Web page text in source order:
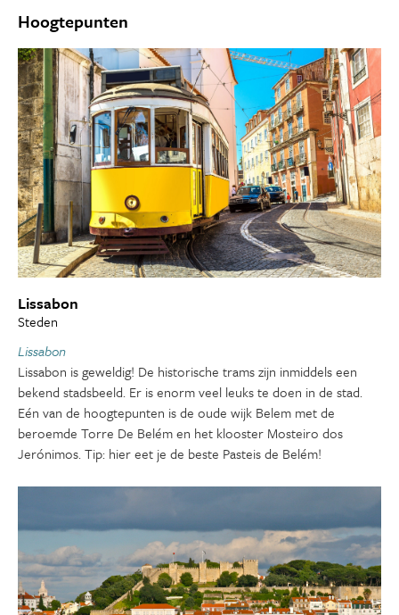
Hoogtepunten
Lissabon
Steden
Lissabon
Lissabon is geweldig! De historische trams zijn inmiddels een
bekend stadsbeeld. Er is enorm veel leuks te doen in de stad.
Eén van de hoogtepunten is de oude wijk Belem met de
beroemde Torre De Belém en het klooster Mosteiro dos
Jerónimos. Tip: hier eet je de beste Pasteis de Belém!